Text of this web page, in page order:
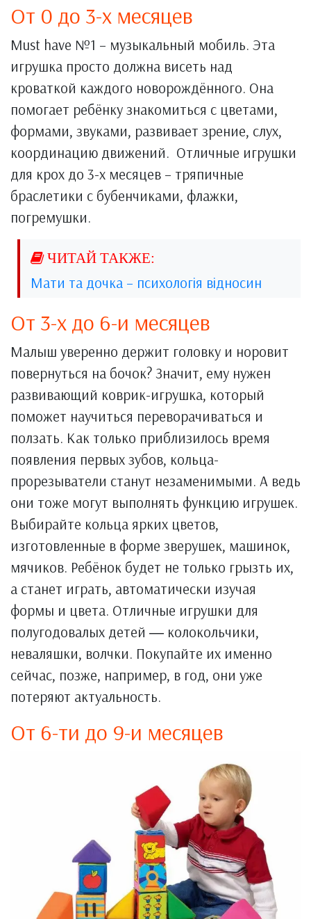
От 0 до 3-х месяцев
Must have №1 – музыкальный мобиль. Эта
игрушка просто должна висеть над
кроваткой каждого новорождённого. Она
помогает ребёнку знакомиться с цветами,
формами, звуками, развивает зрение, слух,
координацию движений. Отличные игрушки
для крох до 3-х месяцев – тряпичные
браслетики с бубенчиками, флажки,
погремушки.
Мати та дочка – психологія відносин
От 3-х до 6-и месяцев
Малыш уверенно держит головку и норовит
повернуться на бочок? Значит, ему нужен
развивающий коврик-игрушка, который
поможет научиться переворачиваться и
ползать. Как только приблизилось время
появления первых зубов, кольца-
прорезыватели станут незаменимыми. А ведь
они тоже могут выполнять функцию игрушек.
Выбирайте кольца ярких цветов,
изготовленные в форме зверушек, машинок,
мячиков. Ребёнок будет не только грызть их,
а станет играть, автоматически изучая
формы и цвета. Отличные игрушки для
полугодовалых детей ― колокольчики,
неваляшки, волчки. Покупайте их именно
сейчас, позже, например, в год, они уже
потеряют актуальность.
От 6-ти до 9-и месяцев